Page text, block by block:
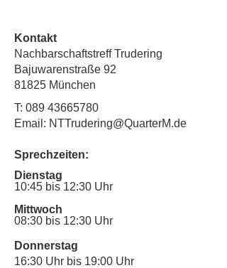
Kontakt
Nachbarschaftstreff Trudering
Bajuwarenstraße 92
81825 München
T: 089 43665780
Email: NTTrudering@QuarterM.de
Sprechzeiten:
Dienstag
10:45 bis 12:30 Uhr
Mittwoch
08:30 bis 12:30 Uhr
Donnerstag
16:30 Uhr bis 19:00 Uhr